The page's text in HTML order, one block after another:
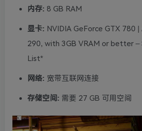
内存: 8 GB RAM
显卡: NVIDIA GeForce GTX 780
290, with 3GB VRAM or better –
List*
网络: 宽带互联网连接
存储空间: 需要 27 GB 可用空间